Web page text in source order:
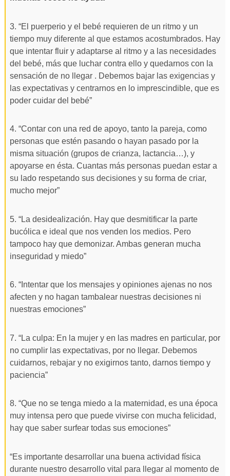
3. “El puerperio y el bebé requieren de un ritmo y un
tiempo muy diferente al que estamos acostumbrados. Hay
que intentar fluir y adaptarse al ritmo y a las necesidades
del bebé, más que luchar contra ello y quedarnos con la
sensación de no llegar . Debemos bajar las exigencias y
las expectativas y centrarnos en lo imprescindible, que es
poder cuidar del bebé”
4. “Contar con una red de apoyo, tanto la pareja, como
personas que estén pasando o hayan pasado por la
misma situación (grupos de crianza, lactancia…), y
apoyarse en ésta. Cuantas más personas puedan estar a
su lado respetando sus decisiones y su forma de criar,
mucho mejor”
5. “La desidealización. Hay que desmitificar la parte
bucólica e ideal que nos venden los medios. Pero
tampoco hay que demonizar. Ambas generan mucha
inseguridad y miedo”
6. “Intentar que los mensajes y opiniones ajenas no nos
afecten y no hagan tambalear nuestras decisiones ni
nuestras emociones”
7. “La culpa: En la mujer y en las madres en particular, por
no cumplir las expectativas, por no llegar. Debemos
cuidarnos, rebajar y no exigirnos tanto, darnos tiempo y
paciencia”
8. “Que no se tenga miedo a la maternidad, es una época
muy intensa pero que puede vivirse con mucha felicidad,
hay que saber surfear todas sus emociones”
“Es importante desarrollar una buena actividad física
durante nuestro desarrollo vital para llegar al momento de